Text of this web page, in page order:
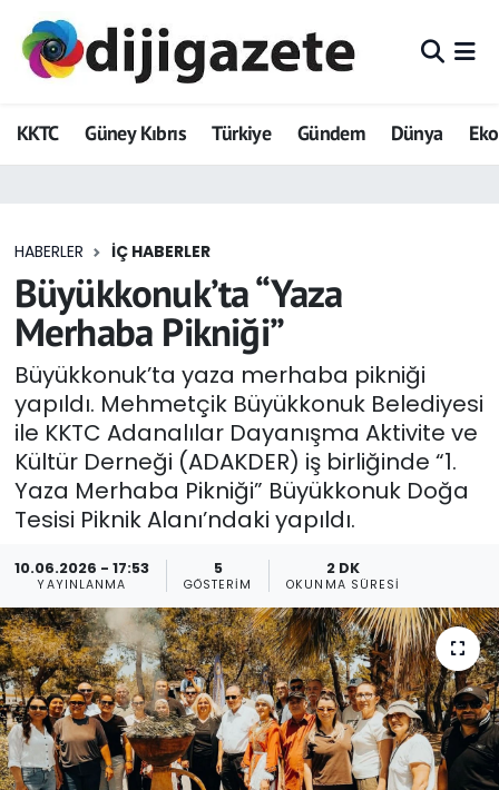
KKTC Güney Kıbrıs Türkiye Gündem Dünya
HABERLER İÇ HABERLER
Büyükkonuk’ta “Yaza
Merhaba Pikniği”
Büyükkonuk’ta yaza merhaba pikniği
yapıldı. Mehmetçik Büyükkonuk Belediyesi
ile KKTC Adanalılar Dayanışma Aktivite ve
Kültür Derneği (ADAKDER) iş birliğinde “1.
Yaza Merhaba Pikniği” Büyükkonuk Doğa
Tesisi Piknik Alanı’ndaki yapıldı.
10.06.2026 - 17:53
YAYINLANMA
5
GÖSTERIM
2 DK
OKUNMA SÜRESI
ADVERTORIAL
Dijigazete
Eğitim
Ekonomi
Foto Galeri
GEZİ
Güncel
KKTC
KKTC YEREL SEÇİM 2018
Kültür Sanat
Magazin
Hava Durumu
Trafik Durumu
Tüm Manşetler
Son Dakika Haberleri
Haber Arşivi